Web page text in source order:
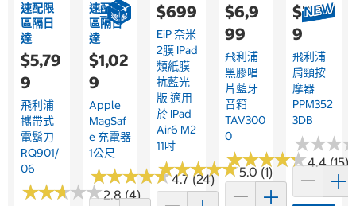
速配限
區隔日
達
$5,79
9
飛利浦
攜帶式
電鬍刀
RQ901/
06
★★★★★
★★★★★2.8 (4)
速配限
區隔日
達
$1,02
9
Apple
MagSaf
E 充電器
1公尺
★★★★★
★★★★★4.7 (24)
$699
EiP 奈米
2膜 IPad
類紙膜
抗藍光
版 適用
於 IPad
Air6 M2
11吋
★★★★★
★★★★★5.0 (1)
$6,9
99
飛利浦
黑膠唱
片藍牙
音箱
TAV300
0
★★★★★
★★★★★4.4 (15)
$3,35
9
飛利浦
肩頸按
摩器
PPM352
3DB
★★★
★★★